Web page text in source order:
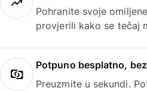
Pohranite svoje
provjerili kako se tečaj
Potpuno besplatno,
Preuzmite u sekundi.